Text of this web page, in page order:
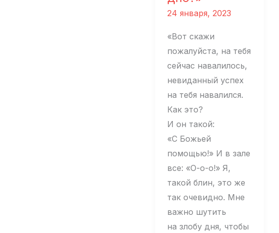
24 января, 2023
«Вот скажи
пожалуйста, на тебя
сейчас навалилось,
невиданный успех
на тебя навалился.
Как это?
И он такой:
«С Божьей
помощью!» И в зале
все: «О-о-о!» Я,
такой блин, это же
так очевидно. Мне
важно шутить
на злобу дня, чтобы